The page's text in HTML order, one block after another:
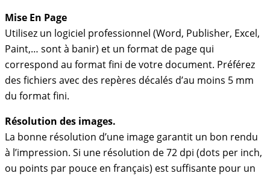
Mise En Page
Utilisez un logiciel professionnel (Word, Publisher, Excel,
Paint,… sont à banir) et un format de page qui
correspond au format fini de votre document. Préférez
des fichiers avec des repères décalés d’au moins 5 mm
du format fini.
Résolution des images.
La bonne résolution d’une image garantit un bon rendu
à l’impression. Si une résolution de 72 dpi (dots per inch,
ou points par pouce en français) est suffisante pour un